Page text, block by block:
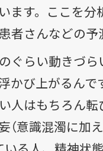
ます。ここを分
者さんなどの予
ぐらい動きづ
かび上がるんで
人はもちろん
（意識混濁に加